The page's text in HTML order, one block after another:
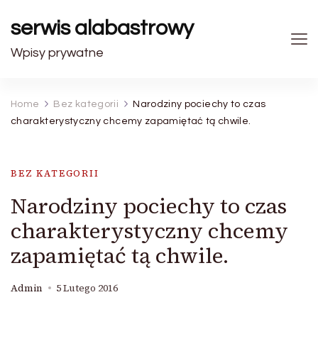
serwis alabastrowy
Wpisy prywatne
Home Bez kategorii
Narodziny pociechy to czas
charakterystyczny chcemy zapamiętać tą chwile.
BEZ KATEGORII
Narodziny pociechy to czas
charakterystyczny chcemy
zapamiętać tą chwile.
Admin 5 Lutego 2016